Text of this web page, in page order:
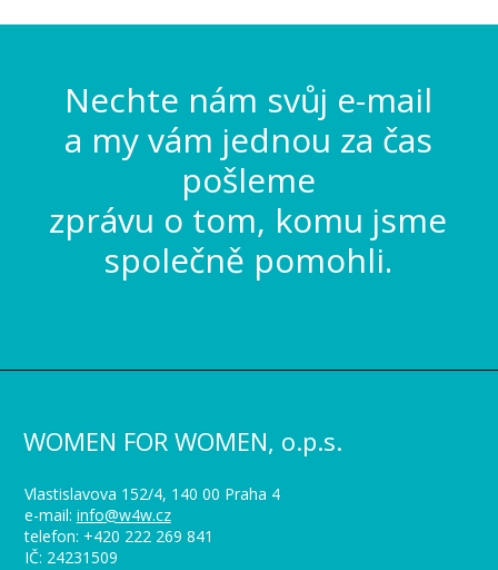
Nechte nám svůj e-mail
a my vám jednou za čas
pošleme
zprávu o tom, komu jsme
společně pomohli.
WOMEN FOR WOMEN, o.p.s.
Vlastislavova 152/4, 140 00 Praha 4
e-mail: info@w4w.cz
telefon: +420 222 269 841
IČ: 24231509